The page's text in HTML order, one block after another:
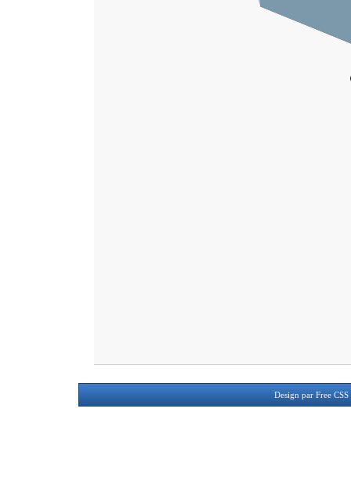
Design par Free